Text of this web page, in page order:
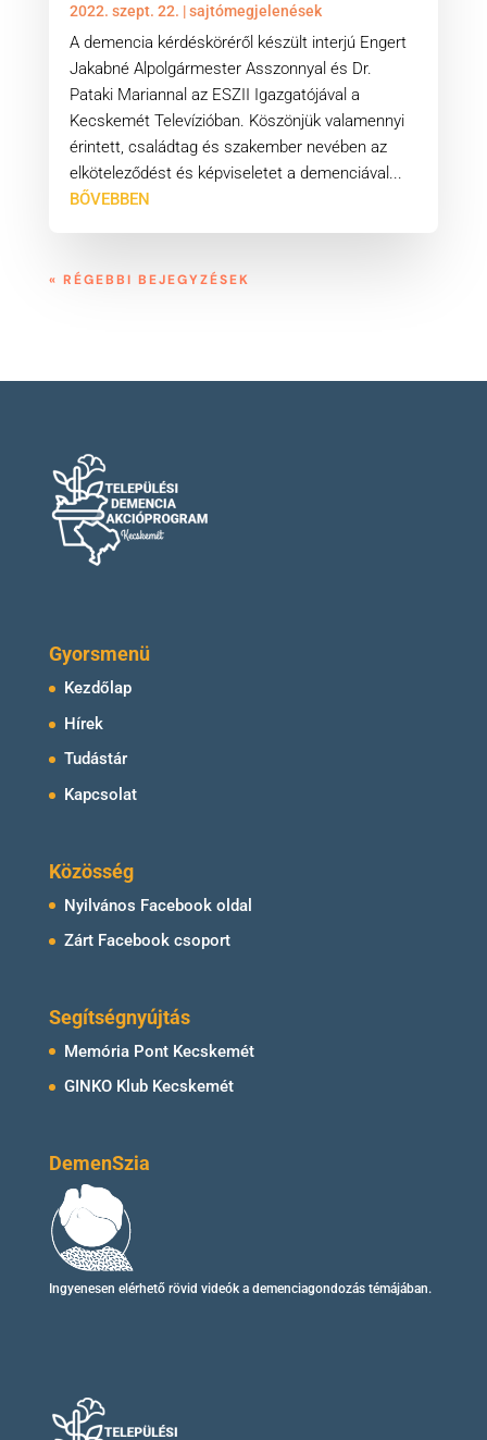
2022. szept. 22. |sajtómegjelenések
A demencia kérdésköréről készült interjú Engert
Jakabné Alpolgármester Asszonnyal és Dr.
Pataki Mariannal az ESZII Igazgatójával a
Kecskemét Televízióban. Köszönjük valamennyi
érintett, családtag és szakember nevében az
elköteleződést és képviseletet a demenciával...
BŐVEBBEN
« RÉGEBBI BEJEGYZÉSEK
Gyorsmenü
Kezdőlap
Hírek
Tudástár
Kapcsolat
Közösség
Nyilvános Facebook oldal
Zárt Facebook csoport
Segítségnyújtás
Memória Pont Kecskemét
GINKO Klub Kecskemét
DemenSzia
Ingyenesen elérhető rövid videóka demenciagondozás témájában.